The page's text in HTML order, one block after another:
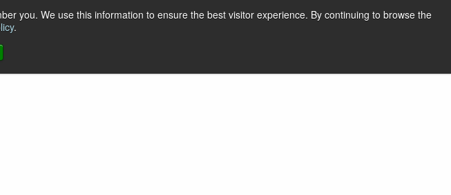
you. We use this information to ensure the best visitor experience. By continuing to browse the
.